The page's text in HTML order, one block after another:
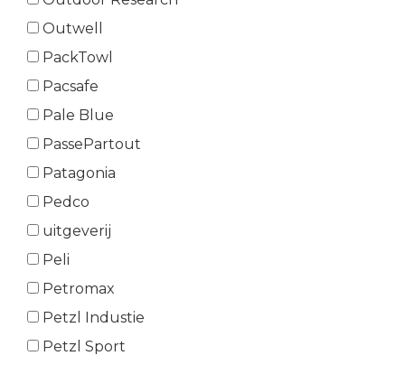
Outwell
PackTowl
Pacsafe
Pale Blue
PassePartout
Patagonia
Pedco
uitgeverij
Peli
Petromax
Petzl Industie
Petzl Sport